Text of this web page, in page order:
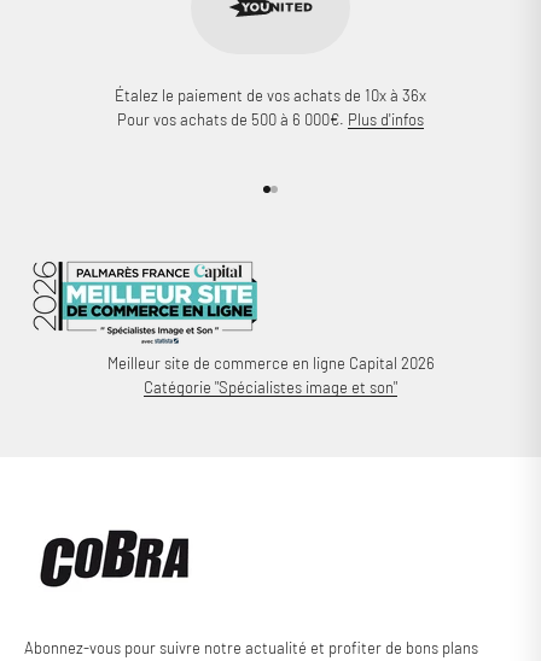
Étalez le paiement de vos achats de 10x à 36x
Pour vos achats de 500 à 6 000€. Plus d'infos
Aller à l'élément 1
Aller à l'élément 2
Meilleur site de commerce en ligne Capital 2026
Catégorie "Spécialistes image et son"
Abonnez-vous pour suivre notre actualité et profiter de bons plans